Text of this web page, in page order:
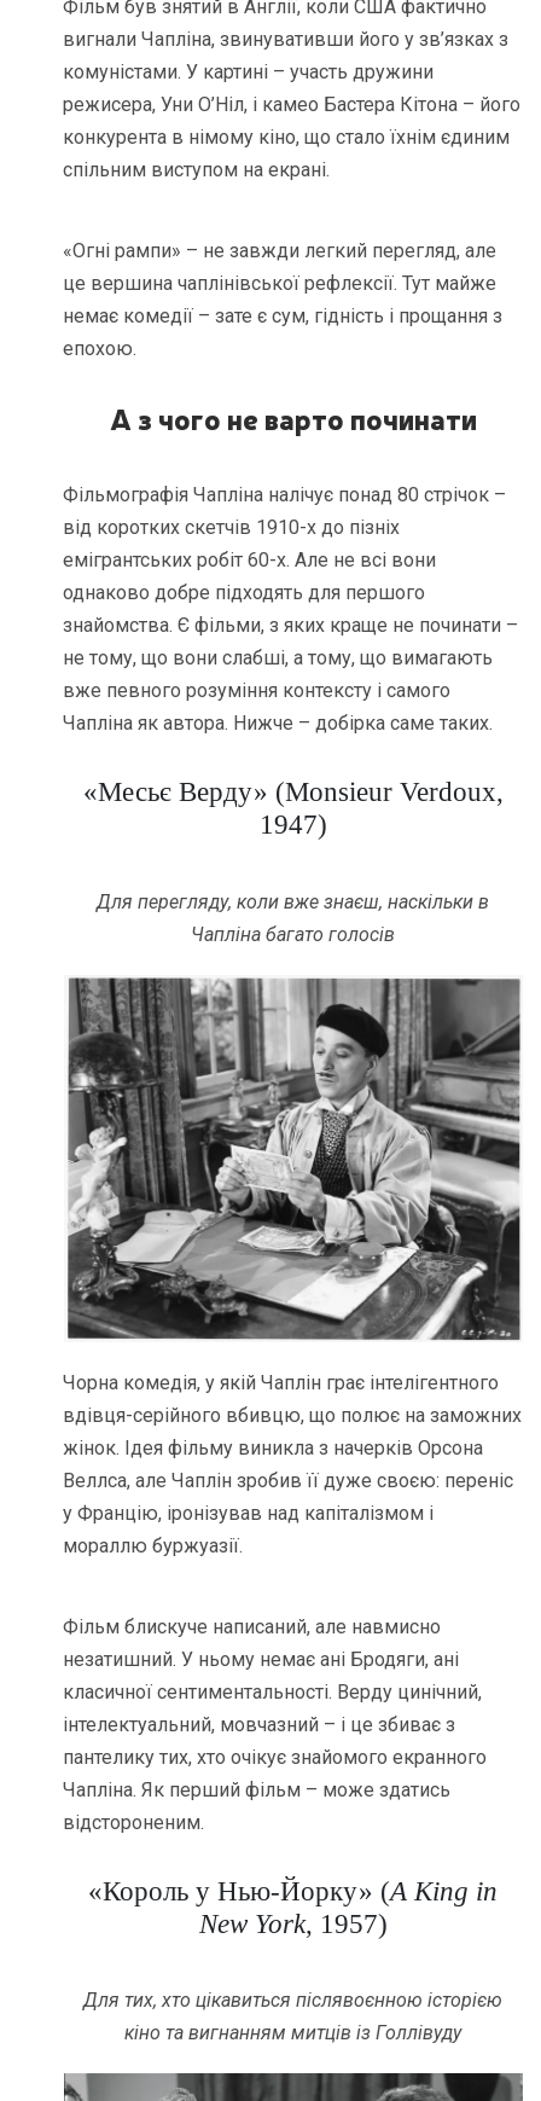
Фільм був знятий в Англії, коли США фактично
вигнали Чапліна, звинувативши його у зв’язках з
комуністами. У картині – участь дружини
режисера, Уни О’Ніл, і камео Бастера Кітона – його
конкурента в німому кіно, що стало їхнім єдиним
спільним виступом на екрані.
«Огні рампи» – не завжди легкий перегляд, але
це вершина чаплінівської рефлексії. Тут майже
немає комедії – зате є сум, гідність і прощання з
епохою.
А з чого не варто починати
Фільмографія Чапліна налічує понад 80 стрічок –
від коротких скетчів 1910-х до пізніх
емігрантських робіт 60-х. Але не всі вони
однаково добре підходять для першого
знайомства. Є фільми, з яких краще не починати –
не тому, що вони слабші, а тому, що вимагають
вже певного розуміння контексту і самого
Чапліна як автора. Нижче – добірка саме таких.
«Месьє Верду» (Monsieur Verdoux,
1947)
Для перегляду, коли вже знаєш, наскільки в
Чапліна багато голосів
Чорна комедія, у якій Чаплін грає інтелігентного
вдівця-серійного вбивцю, що полює на заможних
жінок. Ідея фільму виникла з начерків Орсона
Веллса, але Чаплін зробив її дуже своєю: переніс
у Францію, іронізував над капіталізмом і
мораллю буржуазії.
Фільм блискуче написаний, але навмисно
незатишний. У ньому немає ані Бродяги, ані
класичної сентиментальності. Верду цинічний,
інтелектуальний, мовчазний – і це збиває з
пантелику тих, хто очікує знайомого екранного
Чапліна. Як перший фільм – може здатись
відстороненим.
«Король у Нью-Йорку» (A King in
New York, 1957)
Для тих, хто цікавиться післявоєнною історією
кіно та вигнанням митців із Голлівуду